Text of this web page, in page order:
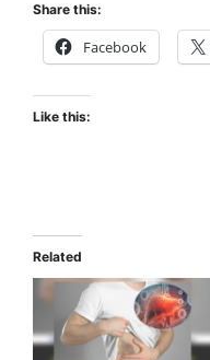
Share this:
Facebook
Like this:
Related